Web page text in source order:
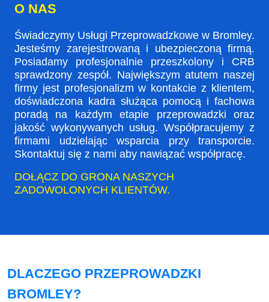
O NAS
Świadczymy Usługi Przeprowadzkowe w Bromley.
Jesteśmy zarejestrowaną i ubezpieczoną firmą.
Posiadamy profesjonalnie przeszkolony i CRB
sprawdzony zespół. Największym atutem naszej
firmy jest profesjonalizm w kontakcie z klientem,
doświadczona kadra służąca pomocą i fachowa
poradą na każdym etapie przeprowadzki oraz
jakość wykonywanych usług. Współpracujemy z
firmami udzielając wsparcia przy transporcie.
Skontaktuj się z nami aby nawiązać współpracę.
DOŁĄCZ DO GRONA NASZYCH
ZADOWOLONYCH KLIENTÓW.
DLACZEGO PRZEPROWADZKI
BROMLEY?